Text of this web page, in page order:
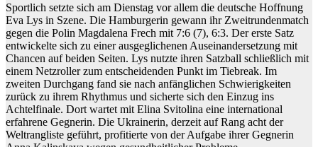
Sportlich setzte sich am Dienstag vor allem die deutsche Hoffnung
Eva Lys in Szene. Die Hamburgerin gewann ihr Zweitrundenmatch
gegen die Polin Magdalena Frech mit 7:6 (7), 6:3. Der erste Satz
entwickelte sich zu einer ausgeglichenen Auseinandersetzung mit
Chancen auf beiden Seiten. Lys nutzte ihren Satzball schließlich mit
einem Netzroller zum entscheidenden Punkt im Tiebreak. Im
zweiten Durchgang fand sie nach anfänglichen Schwierigkeiten
zurück zu ihrem Rhythmus und sicherte sich den Einzug ins
Achtelfinale. Dort wartet mit Elina Svitolina eine international
erfahrene Gegnerin. Die Ukrainerin, derzeit auf Rang acht der
Weltrangliste geführt, profitierte von der Aufgabe ihrer Gegnerin